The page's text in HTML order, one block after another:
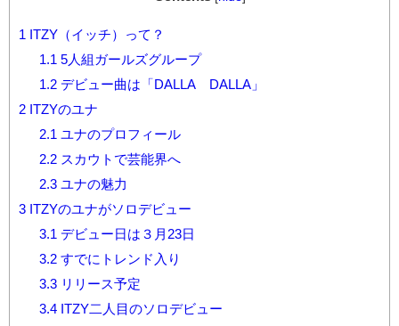
1 ITZY（イッチ）って？
1.1 5人組ガールズグループ
1.2デビュー曲は「DALLA DALLA」
2 ITZYのユナ
2.1 ユナのプロフィール
2.2スカウトで芸能界へ
2.3ユナの魅力
3 ITZYのユナがソロデビュー
3.1 デビュー日は３月23日
3.2すでにトレンド入り
3.3リリース予定
3.4ITZY二人目のソロデビュー